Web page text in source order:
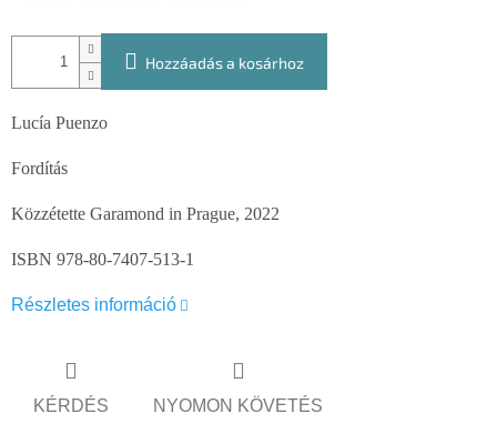
Hozzáadás a kosárhoz
Lucía Puenzo
Fordítás
Közzétette Garamond in Prague, 2022
ISBN 978-80-7407-513-1
Részletes információ
KÉRDÉS NYOMON KÖVETÉS